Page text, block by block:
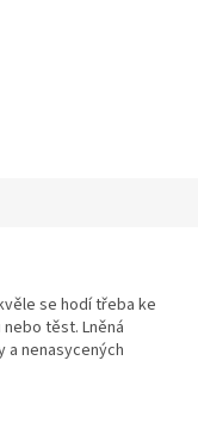
se hodí třeba ke
těst. Lněná
a nenasycených